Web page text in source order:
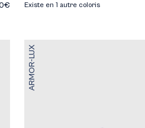
Existe en 1 autre coloris
ARMOR-LUX